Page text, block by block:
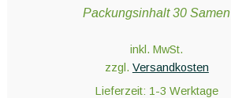
Packungsinhalt 30 Samen
inkl. MwSt.
zzgl. Versandkosten
Lieferzeit: 1-3 Werktage